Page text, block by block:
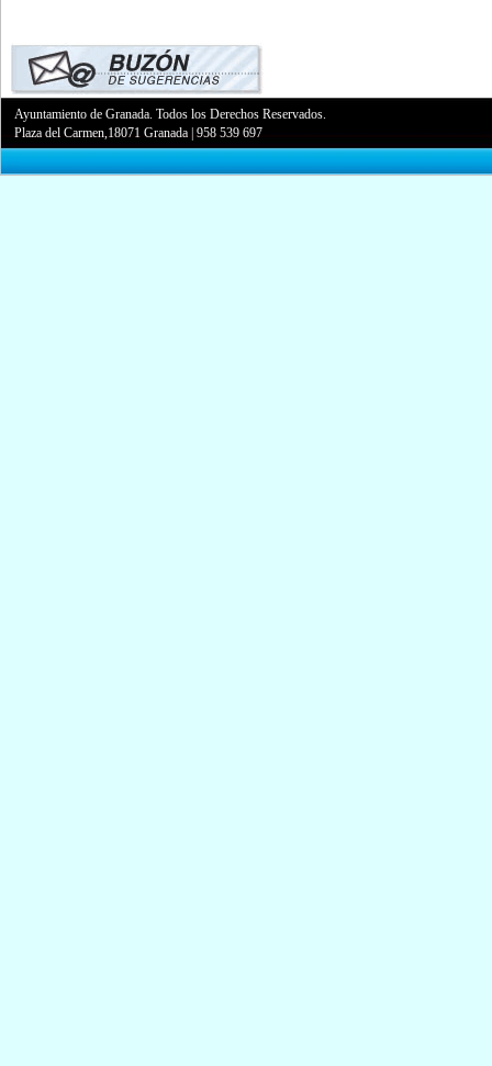
Ayuntamiento de Granada. Todos los Derechos Reservados.
Plaza del Carmen,18071 Granada |958 539 697